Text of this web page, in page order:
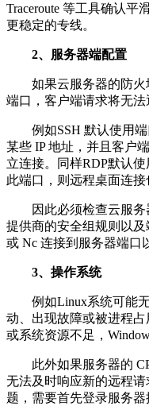
Traceroute 等工具确认平
更稳定的专线。
2、服务器端配置
如果云服务器的防
端口，客户端请求将无法
例如SSH 默认使用
某些 IP 地址，并且客户
立连接。同样RDP默认
此端口，则远程桌面连接
因此必须检查云服
提供商的安全组规则以
或 Nc 连接到服务器端口
3、操作系统
例如Linux系统可能
动、出现故障或被进程
或系统资源不足，
此外如果服务器的
无法及时响应新的远程
题，需要首先登录服务器